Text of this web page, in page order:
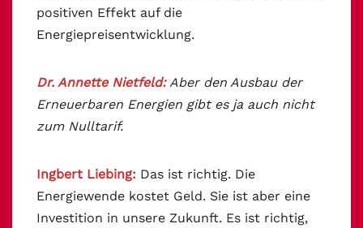
positiven Effekt auf die
Energiepreisentwicklung.
Dr. Annette Nietfeld:Aber den Ausbau der
Erneuerbaren Energien gibt es ja auch nicht
zum Nulltarif.
Ingbert Liebing: Das ist richtig. Die
Energiewende kostet Geld. Sie ist aber eine
Investition in unsere Zukunft. Es ist richtig,